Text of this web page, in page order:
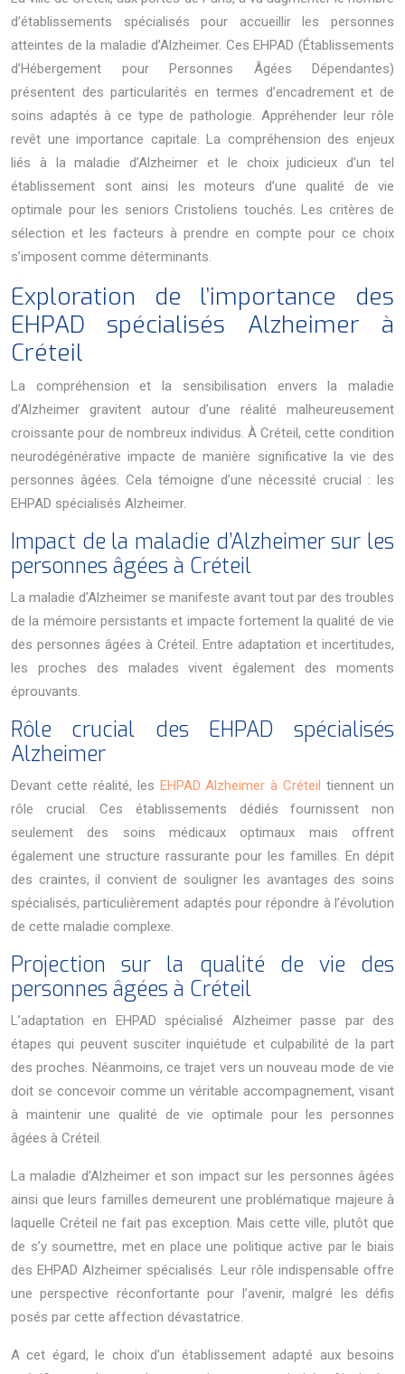
d’établissements spécialisés pour accueillir les personnes
atteintes de la maladie d’Alzheimer. Ces EHPAD (Établissements
d’Hébergement pour Personnes Âgées Dépendantes)
présentent des particularités en termes d’encadrement et de
soins adaptés à ce type de pathologie. Appréhender leur rôle
revêt une importance capitale. La compréhension des enjeux
liés à la maladie d’Alzheimer et le choix judicieux d’un tel
établissement sont ainsi les moteurs d’une qualité de vie
optimale pour les seniors Cristoliens touchés. Les critères de
sélection et les facteurs à prendre en compte pour ce choix
s’imposent comme déterminants.
Exploration de l’importance des
EHPAD spécialisés Alzheimer à
Créteil
La compréhension et la sensibilisation envers la maladie
d’Alzheimer gravitent autour d’une réalité malheureusement
croissante pour de nombreux individus. À Créteil, cette condition
neurodégénérative impacte de manière significative la vie des
personnes âgées. Cela témoigne d’une nécessité crucial : les
EHPAD spécialisés Alzheimer.
Impact de la maladie d’Alzheimer sur les
personnes âgées à Créteil
La maladie d’Alzheimer se manifeste avant tout par des troubles
de la mémoire persistants et impacte fortement la qualité de vie
des personnes âgées à Créteil. Entre adaptation et incertitudes,
les proches des malades vivent également des moments
éprouvants.
Rôle crucial des EHPAD spécialisés
Alzheimer
Devant cette réalité, les EHPAD Alzheimer à Créteil tiennent un
rôle crucial. Ces établissements dédiés fournissent non
seulement des soins médicaux optimaux mais offrent
également une structure rassurante pour les familles. En dépit
des craintes, il convient de souligner les avantages des soins
spécialisés, particulièrement adaptés pour répondre à l’évolution
de cette maladie complexe.
Projection sur la qualité de vie des
personnes âgées à Créteil
L’adaptation en EHPAD spécialisé Alzheimer passe par des
étapes qui peuvent susciter inquiétude et culpabilité de la part
des proches. Néanmoins, ce trajet vers un nouveau mode de vie
doit se concevoir comme un véritable accompagnement, visant
à maintenir une qualité de vie optimale pour les personnes
âgées à Créteil.
La maladie d’Alzheimer et son impact sur les personnes âgées
ainsi que leurs familles demeurent une problématique majeure à
laquelle Créteil ne fait pas exception. Mais cette ville, plutôt que
de s’y soumettre, met en place une politique active par le biais
des EHPAD Alzheimer spécialisés. Leur rôle indispensable offre
une perspective réconfortante pour l’avenir, malgré les défis
posés par cette affection dévastatrice.
A cet égard, le choix d’un établissement adapté aux besoins